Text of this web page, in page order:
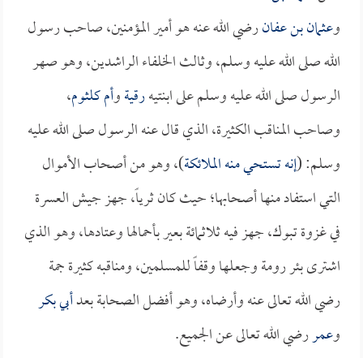
وعثمان بن عفانرضي الله عنه هو أمير المؤمنين، صاحب رسول
الله صلى الله عليه وسلم، وثالث الخلفاء الراشدين، وهو صهر
الرسول صلى الله عليه وسلم على ابنتيهرقيةوأم كلثوم،
وصاحب المناقب الكثيرة، الذي قال عنه الرسول صلى الله عليه
وسلم: (إنه تستحي منه الملائكة)، وهو من أصحاب الأموال
التي استفاد منها أصحابها؛ حيث كان ثرياً، جهز جيش العسرة
في غزوة تبوك، جهز فيه ثلاثمائة بعير بأحمالها وعتادها، وهو الذي
اشترى بئر رومة وجعلها وقفاً للمسلمين، ومناقبه كثيرة جمة
رضي الله تعالى عنه وأرضاه، وهو أفضل الصحابة بعدأبي بكر
وعمررضي الله تعالى عن الجميع.